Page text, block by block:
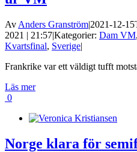
Av Anders Granström|2021-12-
2021 | 21:57|Kategorier: Dam VM,
Kvartsfinal, Sverige|
Frankrike var ett väldigt tufft
Läs mer
0
Norge klara för